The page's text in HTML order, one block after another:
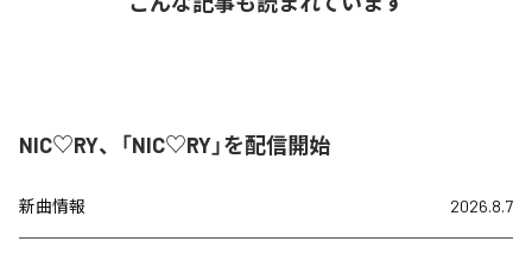
NIC♡RY、「NIC♡RY」を配信開始
新曲情報 2026.8.7